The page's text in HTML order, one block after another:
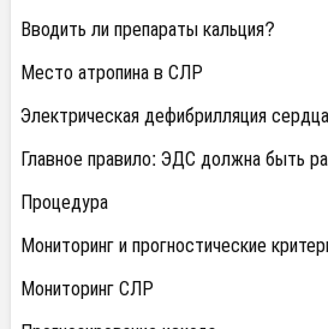
Вводить ли препараты кальция?
Место атропина в СЛР
Электрическая дефибрилляция сердца
Главное правило: ЭДС должна быть
Процедура
Мониторинг и прогностические
Мониторинг СЛР